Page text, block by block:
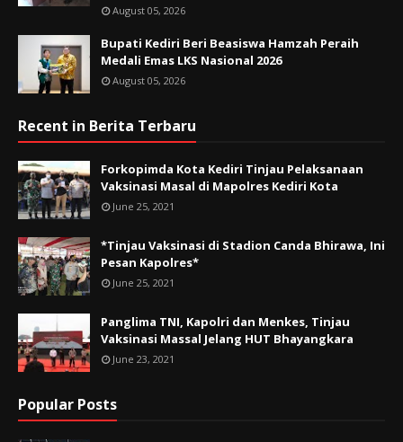
August 05, 2026
Bupati Kediri Beri Beasiswa Hamzah Peraih
Medali Emas LKS Nasional 2026
August 05, 2026
Recent in Berita Terbaru
Forkopimda Kota Kediri Tinjau Pelaksanaan
Vaksinasi Masal di Mapolres Kediri Kota
June 25, 2021
*Tinjau Vaksinasi di Stadion Canda Bhirawa, Ini
Pesan Kapolres*
June 25, 2021
Panglima TNI, Kapolri dan Menkes, Tinjau
Vaksinasi Massal Jelang HUT Bhayangkara
June 23, 2021
Popular Posts